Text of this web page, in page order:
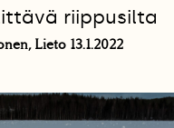
riippusilta
Lieto 13.1.2022